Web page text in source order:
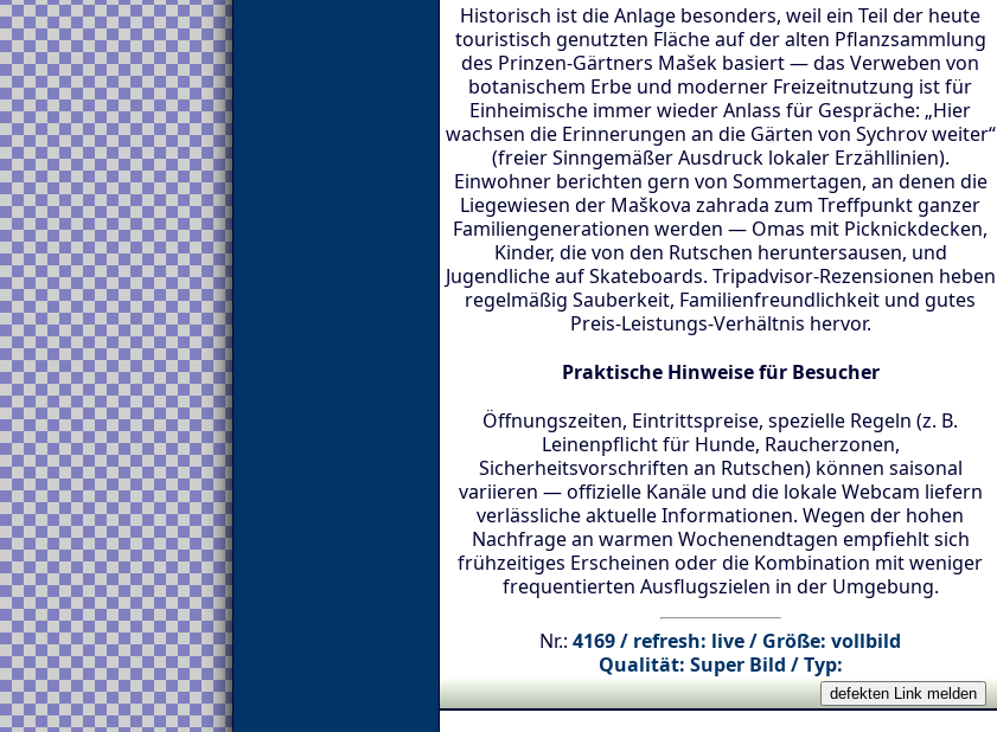
Historisch ist die Anlage besonders, weil ein Teil der heute
touristisch genutzten Fläche auf der alten Pflanzsammlung
des Prinzen-Gärtners Mašek basiert — das Verweben von
botanischem Erbe und moderner Freizeitnutzung ist für
Einheimische immer wieder Anlass für Gespräche: „Hier
wachsen die Erinnerungen an die Gärten von Sychrov weiter“
(freier Sinngemäßer Ausdruck lokaler Erzähllinien).
Einwohner berichten gern von Sommertagen, an denen die
Liegewiesen der Maškova zahrada zum Treffpunkt ganzer
Familiengenerationen werden — Omas mit Picknickdecken,
Kinder, die von den Rutschen heruntersausen, und
Jugendliche auf Skateboards. Tripadvisor-Rezensionen heben
regelmäßig Sauberkeit, Familienfreundlichkeit und gutes
Preis-Leistungs-Verhältnis hervor.
Praktische Hinweise für Besucher
Öffnungszeiten, Eintrittspreise, spezielle Regeln (z. B.
Leinenpflicht für Hunde, Raucherzonen,
Sicherheitsvorschriften an Rutschen) können saisonal
variieren — offizielle Kanäle und die lokale Webcam liefern
verlässliche aktuelle Informationen. Wegen der hohen
Nachfrage an warmen Wochenendtagen empfiehlt sich
frühzeitiges Erscheinen oder die Kombination mit weniger
frequentierten Ausflugszielen in der Umgebung.
Nr.: 4169 / refresh: live / Größe: vollbild
Qualität: Super Bild / Typ: